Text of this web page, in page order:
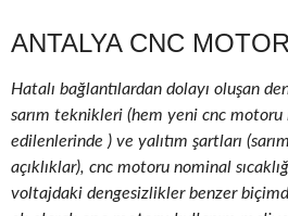
ANTALYA CNC
Hatalı bağlantılardan dolayı oluşan
sarım teknikleri (hem yeni cnc motoru
edilenlerinde ) ve yalıtım şartları
açıklıklar), cnc motoru nominal
voltajdaki dengesizlikler benzer